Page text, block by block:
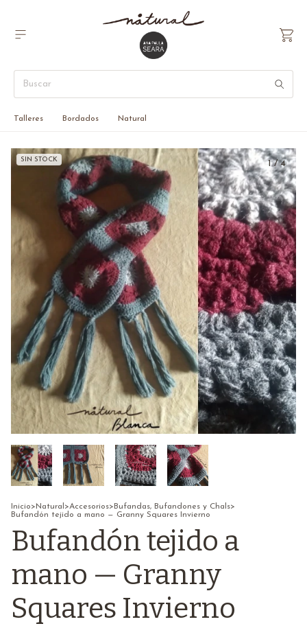
Talleres Bordados Natural
SIN STOCK 1/4
Inicio>Natural >Accesorios> Bufandas, Bufandones y Chals>
Bufandón tejido a mano — Granny Squares Invierno
Bufandón tejido a
mano — Granny
Squares Invierno